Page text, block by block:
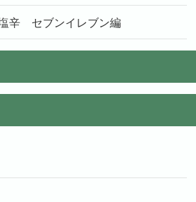
辛 セブンイレブン編